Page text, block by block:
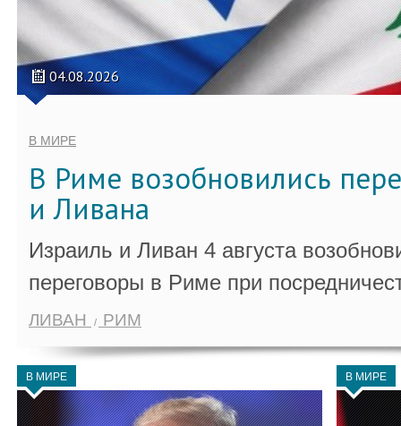
04.08.2026
В МИРЕ
В Риме возобновились
и Ливана
Израиль и Ливан 4 августа
переговоры в Риме при
ЛИВАН РИМ
В МИРЕ В МИРЕ